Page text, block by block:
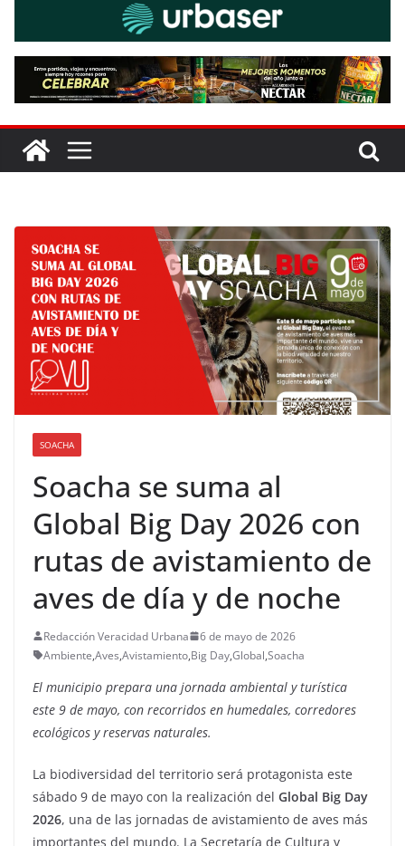
SOACHA
Soacha se suma al
Global Big Day 2026 con
rutas de avistamiento de
aves de día y de noche
Redacción Veracidad Urbana
6 de mayo de 2026
Ambiente,Aves,Avistamiento,Big Day,Global,Soacha
El municipio prepara una jornada ambiental y turística
este 9 de mayo, con recorridos en humedales, corredores
ecológicos y reservas naturales.
La biodiversidad del territorio será protagonista este
sábado 9 de mayo con la realización del Global Big Day
2026, una de las jornadas de avistamiento de aves más
importantes del mundo. La Secretaría de Cultura y